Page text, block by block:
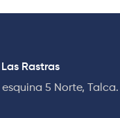
Rastras
esquina 5 Norte, Talca.